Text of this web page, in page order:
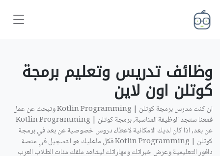
وظائف تدريس وتعليم برمجة
كوتلن اون لاين ‎
ان كنت مدرس برمجة كوتلن | Kotlin Programming وتبحث عن عمل
فمعنا ستجد الوظيفة المناسبة, برمجة كوتلن | Kotlin Programming
عن بعد, اذا كان لديك الامكانية لاعطاء دروس خصوصية عن بعد في برمجة
كوتلن | Kotlin Programming فكل ماعليك هو التسجيل في منصة
دافور التعليمية وعرض خبراتك ومهاراتك ليشاهد ملفك مئات الطلاب العرب